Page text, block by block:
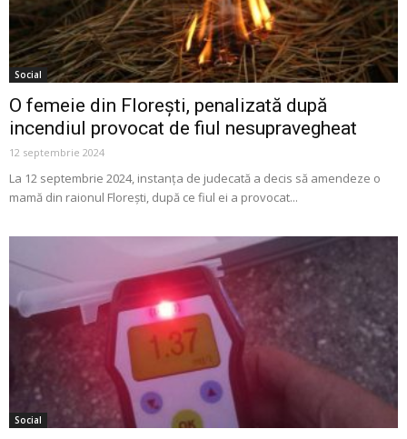
Social
O femeie din Florești, penalizată după
incendiul provocat de fiul nesupravegheat
12 septembrie 2024
La 12 septembrie 2024, instanța de judecată a decis să amendeze o
mamă din raionul Florești, după ce fiul ei a provocat...
Social